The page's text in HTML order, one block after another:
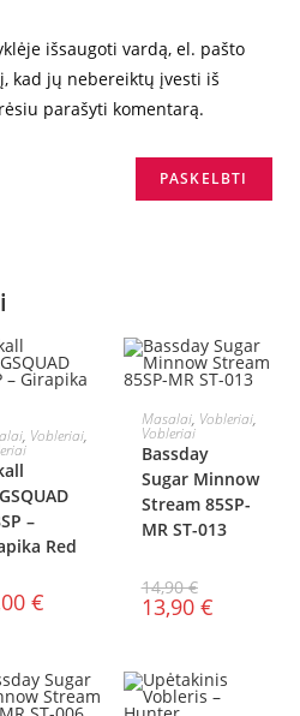
išsaugoti vardą, el. pašto
kad jų nebereiktų įvesti iš
parašyti komentarą.
KREPŠELĮ
, Vobleriai,
–
Red
€
AKCIJA!
Į KREPŠELĮ
Masalai, Vobleriai,
Vobleriai
Bassday
Sugar Minnow
Stream 85SP-
MR ST-013
14,90€
13,90 €